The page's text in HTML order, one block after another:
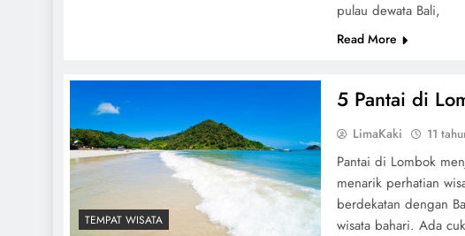
pulau dewata Bali,
Read More
TEMPAT WISATA
5 Pantai di
LimaKaki 11
Pantai di Lombok
menarik perhatian
berdekatan dengan
wisata bahari. Ada